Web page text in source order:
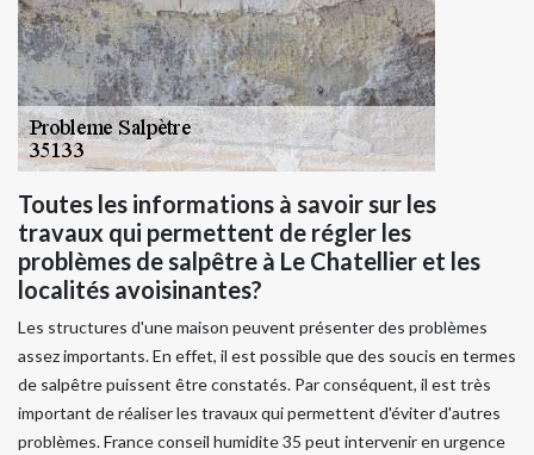
Toutes les informations à savoir sur les
travaux qui permettent de régler les
problèmes de salpêtre à Le Chatellier et les
localités avoisinantes?
Les structures d'une maison peuvent présenter des problèmes
assez importants. En effet, il est possible que des soucis en termes
de salpêtre puissent être constatés. Par conséquent, il est très
important de réaliser les travaux qui permettent d'éviter d'autres
problèmes. France conseil humidite 35 peut intervenir en urgence